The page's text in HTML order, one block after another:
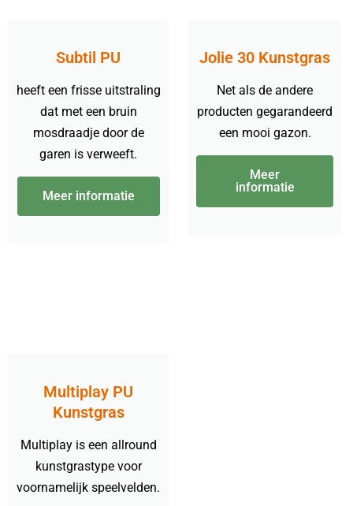
Subtil PU
heeft een frisse uitstraling
dat met een bruin
mosdraadje door de
garen is verweeft.
Meer informatie
Jolie 30 Kunstgras
Net als de andere
producten gegarandeerd
een mooi gazon.
Meer
informatie
Multiplay PU
Kunstgras
Multiplay is een allround
kunstgrastype voor
voornamelijk speelvelden.